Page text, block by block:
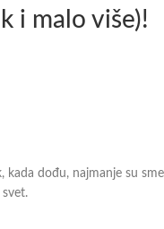
i malo više)!
dođu, najmanje su